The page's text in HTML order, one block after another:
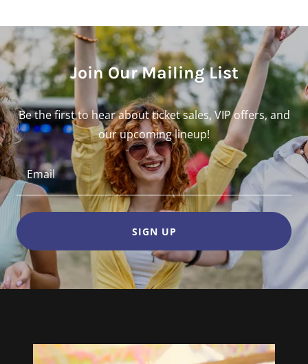
Join Our Mailing List
Be the first to hear about ticket sales, VIP offers, and
our upcoming lineup!
Email
SIGN UP